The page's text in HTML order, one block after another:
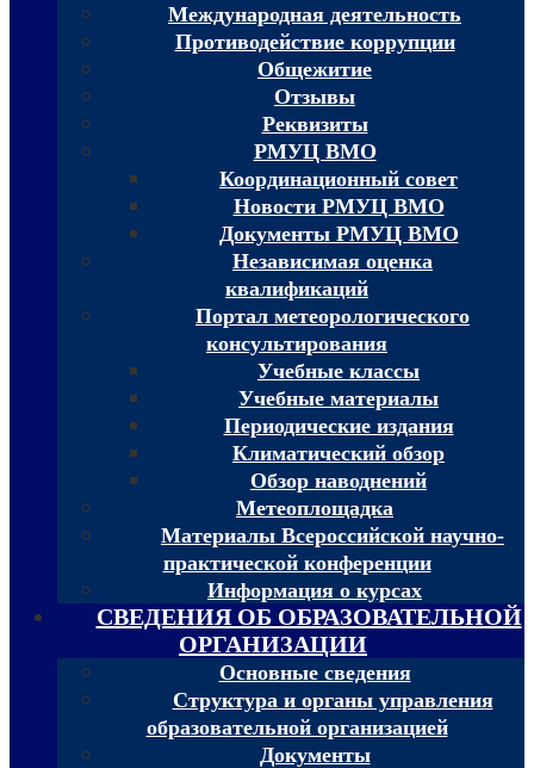
Международная деятельность
Противодействие коррупции
Общежитие
Отзывы
Реквизиты
РМУЦ ВМО
Координационный совет
Новости РМУЦ ВМО
Документы РМУЦ ВМО
Независимая оценка
квалификаций
Портал метеорологического
консультирования
Учебные классы
Учебные материалы
Периодические издания
Климатический обзор
Обзор наводнений
Метеоплощадка
Материалы Всероссийской научно-
практической конференции
Информация о курсах
СВЕДЕНИЯ ОБ ОБРАЗОВАТЕЛЬНОЙ
ОРГАНИЗАЦИИ
Основные сведения
Структура и органы управления
образовательной организацией
Документы